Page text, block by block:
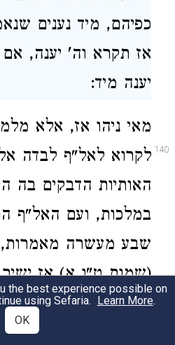
כפיהם, מיד נענים
אז תקרא וה' יענה,
יענה מיד:
140
מאי ניהו אז, אלא
לקרוא לאל"ף לבדה
האותיות הדבקים בה
במלכות, ועם האל"ף
שבע מעשרה מאמרות,
(שמות ט"ו א) אז
ישראל גם כן:
the best experience possible on
using Sefaria. Learn More.
OK